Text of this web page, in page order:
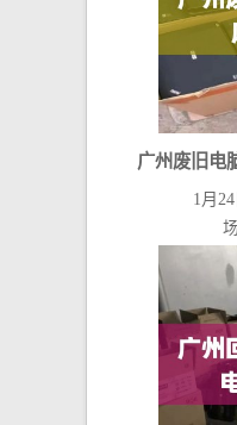
广州废旧电
1月24日广